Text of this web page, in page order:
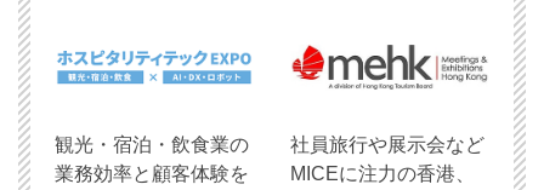
観光・宿泊・飲食業の
業務効率と顧客体験を
社員旅行や展示会など
MICEに注力の香港、